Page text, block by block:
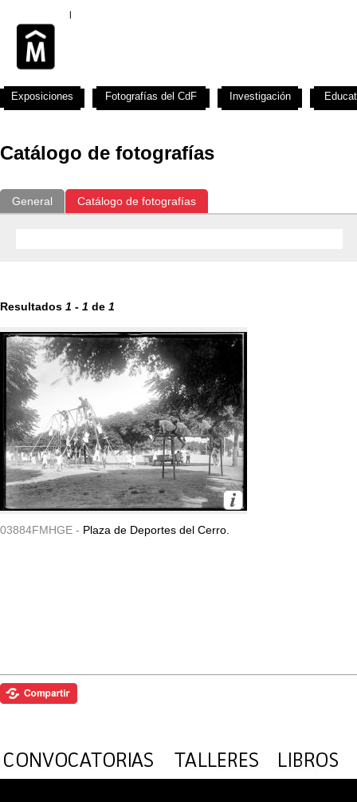
Catálogo de fotografías
General Catálogo de fotografías
Resultados 1 - 1 de 1
03884FMHGE - Plaza de Deportes del Cerro.
Exposiciones Fotografías del CdF Investigación